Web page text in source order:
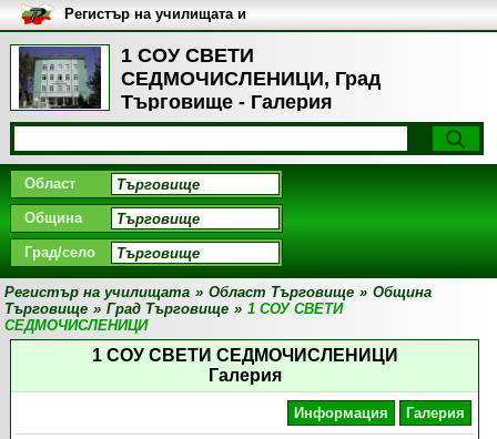
1 СОУ СВЕТИ
СЕДМОЧИСЛЕНИЦИ, Град
Търговище - Галерия
Регистър на училищата и
университетите в България
Област
Община
Град/село
Регистър на училищата » Област Търговище » Община
Търговище » Град Търговище » 1 СОУ СВЕТИ
СЕДМОЧИСЛЕНИЦИ
1 СОУ СВЕТИ СЕДМОЧИСЛЕНИЦИ
Галерия
Информация Галерия